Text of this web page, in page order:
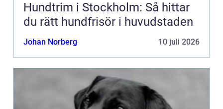
Hundtrim i Stockholm: Så hittar
du rätt hundfrisör i huvudstaden
Johan Norberg 10 juli 2026